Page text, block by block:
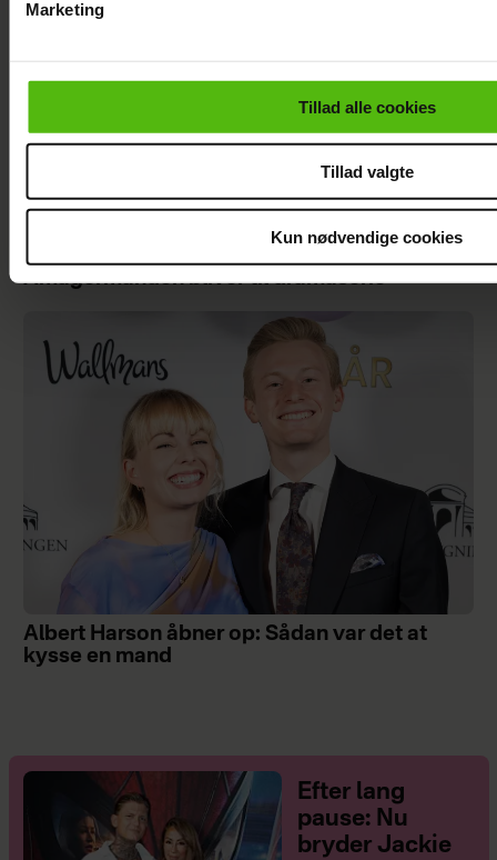
cookiepolitik.
Marketing
Tillad alle cookies
Tillad valgte
Kun nødvendige cookies
Nyt projekt fra Christian Tafdrup:
Amagermanden bliver til dramaserie
Albert Harson åbner op: Sådan var det at
kysse en mand
Efter lang
pause: Nu
bryder Jackie